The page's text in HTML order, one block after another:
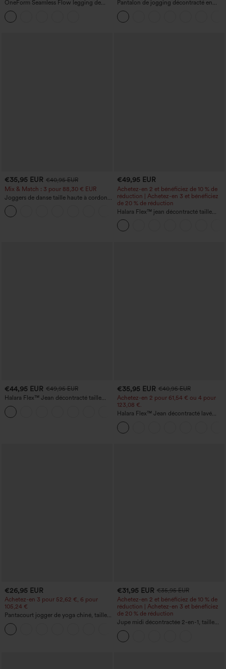
OneForm Seamless Flow legging de
yoga taille haute, gainant pour le ventre
et effet rehausseur de fesses
Pantalon de jogging décontracté en
French terry à imprimé denim, taille mi-
haute, style jean, avec poches
€35,95 EUR €40,95 EUR
Mix & Match : 3 pour 88,30 € EUR
Joggers de danse taille haute à cordon,
effet froncé, coupe fuselée, à séchage
rapide et toucher frais, avec poches —
UPF40+
€49,95 EUR
Achetez-en 2 et bénéficiez de 10 % de
réduction | Achetez-en 3 et bénéficiez
de 20 % de réduction
Halara Flex™ jean décontracté taille
haute à effet gainant, coupe large, avec
poches
€44,95 EUR €49,95 EUR
Halara Flex™ Jean décontracté taille
haute, jambe droite, délavé, avec poches
+3
€35,95 EUR €40,95 EUR
Achetez-en 2 pour 61,54 € ou 4 pour
123,08 €.
Halara Flex™ Jean décontracté lavé
taille haute à poche croisée
€26,95 EUR
Achetez-en 3 pour 52,62 €, 6 pour
105,24 €
Pantacourt jogger de yoga chiné, taille
haute, à fronces, avec poches.
€31,95 EUR €35,95 EUR
Achetez-en 2 et bénéficiez de 10 % de
réduction | Achetez-en 3 et bénéficiez
de 20 % de réduction
Jupe midi décontractée 2-en-1, taille
haute à effet gainant, froncée avec
ourlet arrondi, en polaire et PU